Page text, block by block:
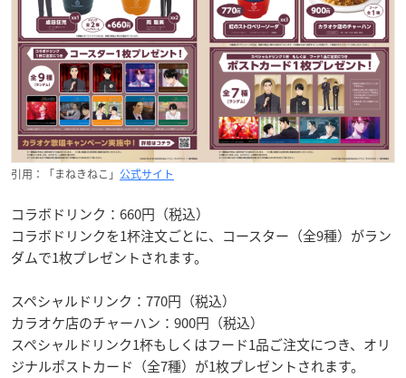
引用：「まねきねこ」 公式サイト
コラボドリンク：660円（税込）
コラボドリンクを1杯注文ごとに、コースター（全9種）がラン
ダムで1枚プレゼントされます。
スペシャルドリンク：770円（税込）
カラオケ店のチャーハン：900円（税込）
スペシャルドリンク1杯もしくはフード1品ご注文につき、オリ
ジナルポストカード（全7種）が1枚プレゼントされます。